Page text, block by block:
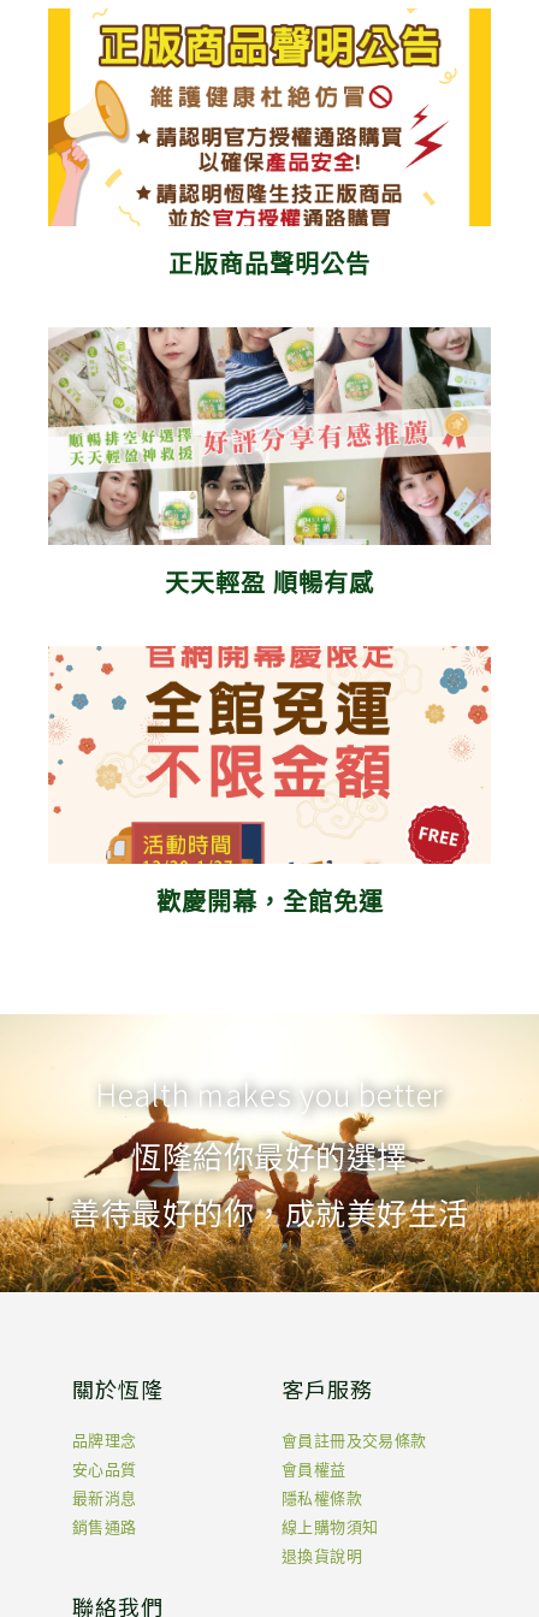
正版商品聲明公告
天天輕盈 順暢有感
歡慶開幕，全館免運
Health makes you better
恆隆給你最好的選擇
善待最好的你，成就美好生活
關於恆隆
品牌理念
安心品質
最新消息
銷售通路
客戶服務
會員註冊及交易條款
會員權益
隱私權條款
線上購物須知
退換貨說明
聯絡我們